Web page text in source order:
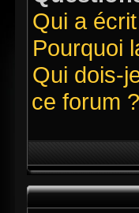
Qui a
Pourquoi
Qui dois-
ce forum ?